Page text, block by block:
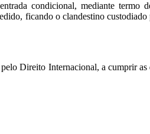
condicional, mediante termo
ficando o clandestino
Direito Internacional, a cumprir as